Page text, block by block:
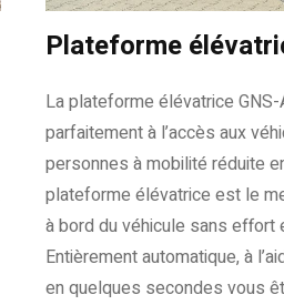
Plateforme
La plateforme élévatrice
parfaitement à l’accès aux
personnes à mobilité réduite
plateforme élévatrice est le
à bord du véhicule sans effort
Entièrement automatique, à
en quelques secondes vous